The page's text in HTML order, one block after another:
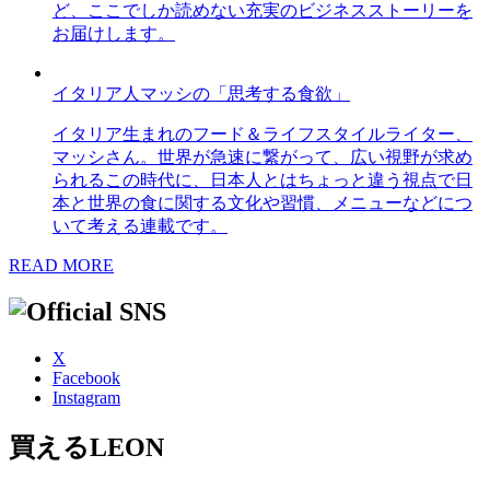
ど、ここでしか読めない充実のビジネスストーリーを
お届けします。
イタリア人マッシの「思考する食欲」
イタリア生まれのフード＆ライフスタイルライター、
マッシさん。世界が急速に繋がって、広い視野が求め
られるこの時代に、日本人とはちょっと違う視点で日
本と世界の食に関する文化や習慣、メニューなどにつ
いて考える連載です。
READ MORE
X
Facebook
Instagram
買えるLEON